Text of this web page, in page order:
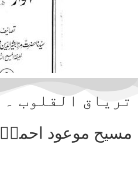
مسیح موعود احمدؑ